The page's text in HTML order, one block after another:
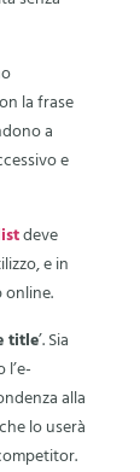
la frase
a
e
deve
e in
title’. Sia
alla
lo userà